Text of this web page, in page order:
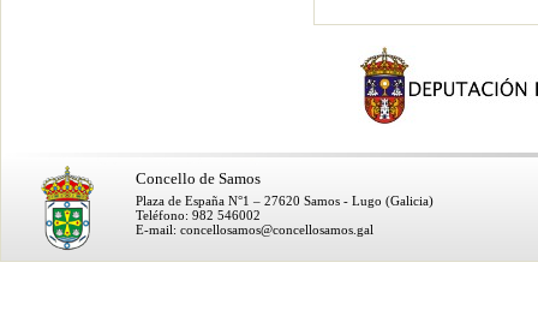
Concello de Samos
Plaza de España N°1 – 27620 Samos - Lugo (Galicia)
Teléfono: 982 546002
E-mail: concellosamos@concellosamos.gal